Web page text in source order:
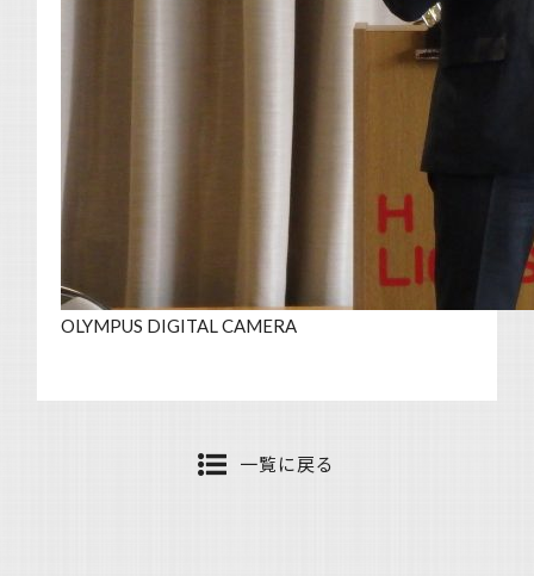
OLYMPUS DIGITAL CAMERA
一覧に戻る